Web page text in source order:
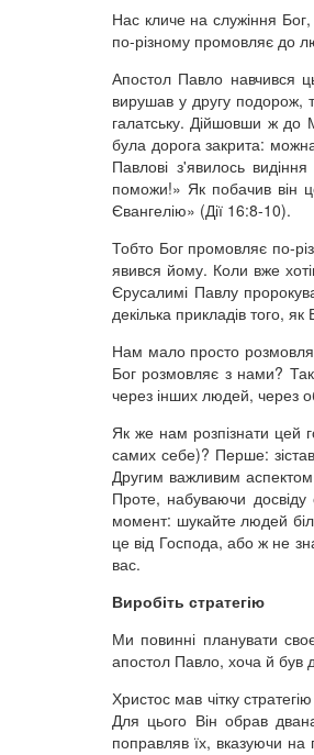
Нас кличе на служіння
по-різному промовляє до
Апостол Павло навчився
вирушав у другу подорож,
галатську. Дійшовши ж до
була дорога закрита:
Павлові з'явилось
поможи!» Як побачив він
Євангелію» (Дії 16:8-10).
Тобто Бог промовляє по-
явився йому. Коли вже
Єрусалимі Павлу
декілька прикладів того,
Нам мало просто
Бог розмовляє з нами?
через інших людей, через
Як же нам розпізнати цей
самих себе)? Перше:
Другим важливим
Проте, набуваючи досвіду
момент: шукайте людей
це від Господа, або ж не
вас.
Виробіть стратегію
Ми повинні планувати
апостол Павло, хоча й був
Христос мав чітку
Для цього Він обрав
поправляв їх, вказуючи